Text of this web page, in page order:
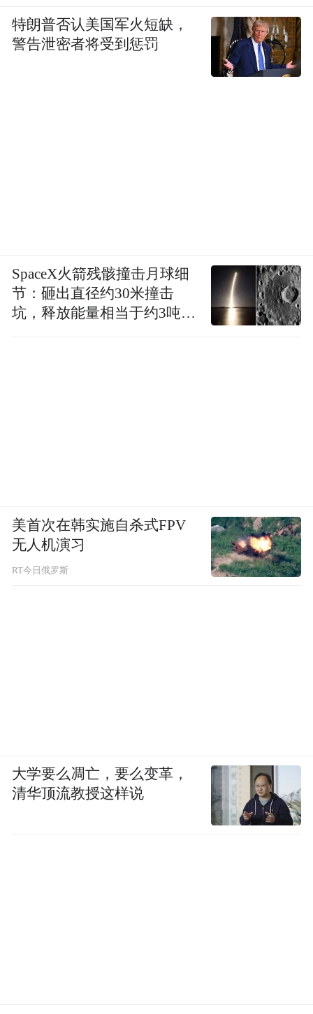
特朗普否认美国军火短缺，
警告泄密者将受到惩罚
SpaceX火箭残骸撞击月球细
节：砸出直径约30米撞击
坑，释放能量相当于约3吨
美首次在韩实施自杀式FPV
无人机演习
RT今日俄罗斯
大学要么凋亡，要么变革，
清华顶流教授这样说